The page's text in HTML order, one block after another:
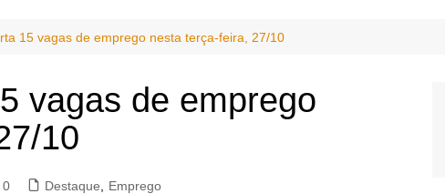
15 vagas de emprego nesta terça-feira, 27/10
vagas de emprego
10
0 Destaque Emprego